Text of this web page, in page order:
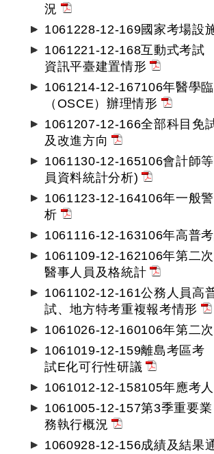
況
1061228-12-169國家考場設
1061221-12-168互動式考試
資訊平臺建置情形
1061214-12-167106年醫學
（OSCE）辦理情形
1061207-12-166全部科目免
及改進方向
1061130-12-165106會計師
員資料統計分析)
1061123-12-164106年一般
析
1061116-12-163106年高普
1061109-12-162106年第二次
醫事人員及格統計
1061102-12-161公務人員高
試、地方特考重複報考情形
1061026-12-160106年第二
1061019-12-159離島考區考
試E化可行性研議
1061012-12-158105年應考
1061005-12-157第3季重要業
務執行概況
1060928-12-156成績及結果